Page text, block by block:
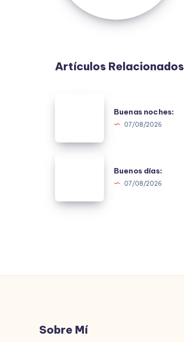
Artículos Relacionados
Buenas noches:
07/08/2026
Buenos días:
07/08/2026
Sobre Mí